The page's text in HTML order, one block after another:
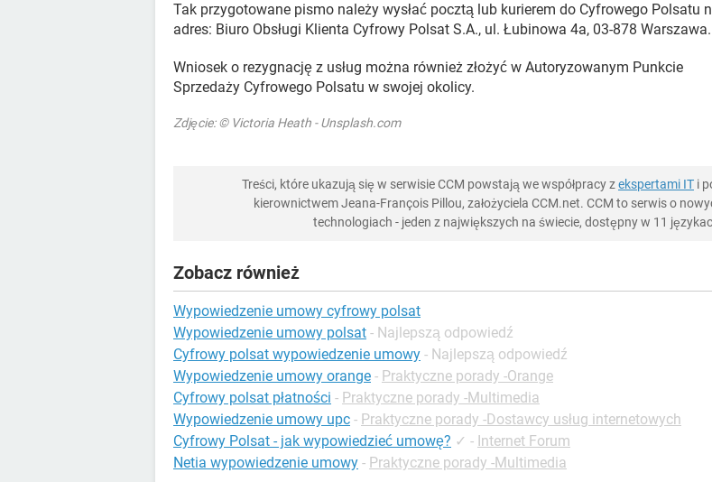
Tak przygotowane pismo należy wysłać pocztą lub kurierem do Cyfrowego Polsatu
adres: Biuro Obsługi Klienta Cyfrowy Polsat S.A., ul. Łubinowa 4a, 03-878 Warszawa.
Wniosek o rezygnację z usług można również złożyć w Autoryzowanym Punkcie
Sprzedaży Cyfrowego Polsatu w swojej okolicy.
Zdjęcie: © Victoria Heath - Unsplash.com
Treści, które ukazują się w serwisie CCM powstają we współpracy zekspertami IT i
kierownictwem Jeana-François Pillou, założyciela CCM.net. CCM to serwis o
technologiach - jeden z największych na świecie, dostępny w 11
Zobacz również
Wypowiedzenie umowy cyfrowy polsat
Wypowiedzenie umowy polsat - Najlepszą odpowiedź
Cyfrowy polsat wypowiedzenie umowy - Najlepszą odpowiedź
Wypowiedzenie umowy orange - Praktyczne porady -Orange
Cyfrowy polsat płatności - Praktyczne porady -Multimedia
Wypowiedzenie umowy upc - Praktyczne porady -Dostawcy usług internetowych
Cyfrowy Polsat - jak wypowiedzieć umowę? ✓ - Internet Forum
Netia wypowiedzenie umowy - Praktyczne porady -Multimedia